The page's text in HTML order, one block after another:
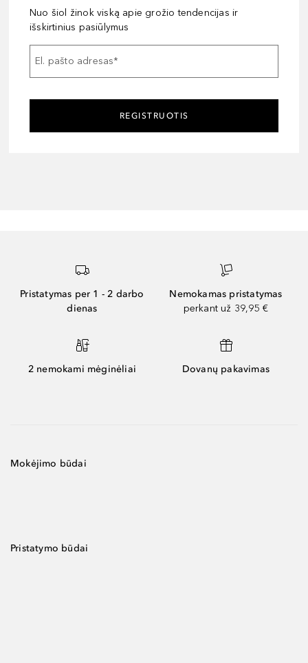
Nuo šiol žinok viską apie grožio tendencijas ir
išskirtinius pasiūlymus
El. pašto adresas*
REGISTRUOTIS
Pristatymas per 1 - 2 darbo
dienas
Nemokamas pristatymas
perkant už 39,95 €
2 nemokami mėginėliai Dovanų pakavimas
Mokėjimo būdai
Pristatymo būdai